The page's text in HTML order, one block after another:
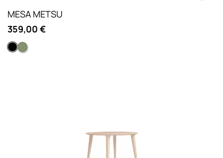
MESA METSU
359,00 €
NegraVerde